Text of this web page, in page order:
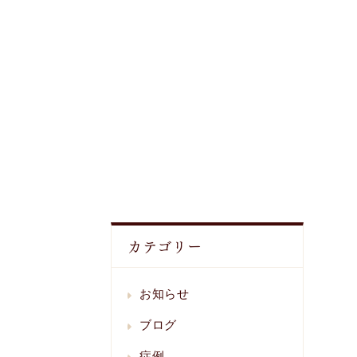
カテゴリー
お知らせ
ブログ